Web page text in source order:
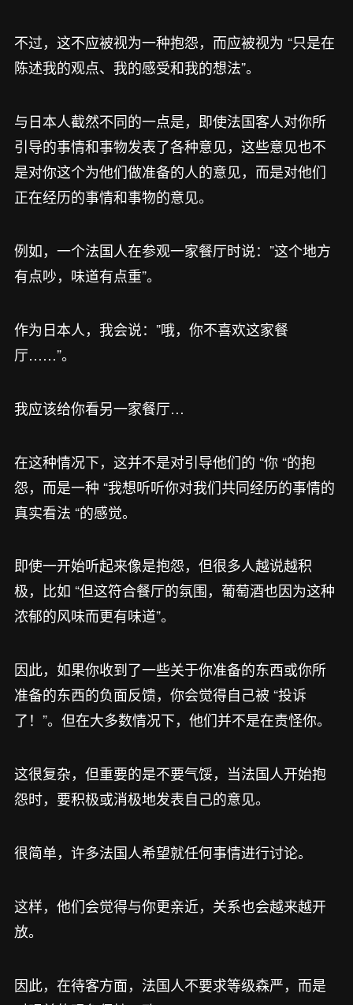
不过，这不应被视为一种抱怨，而应被视为 “只是在
陈述我的观点、我的感受和我的想法”。
与日本人截然不同的一点是，即使法国客人对你所
引导的事情和事物发表了各种意见，这些意见也不
是对你这个为他们做准备的人的意见，而是对他们
正在经历的事情和事物的意见。
例如，一个法国人在参观一家餐厅时说：”这个地方
有点吵，味道有点重”。
作为日本人，我会说：”哦，你不喜欢这家餐
厅……”。
我应该给你看另一家餐厅…
在这种情况下，这并不是对引导他们的 “你 “的抱
怨，而是一种 “我想听听你对我们共同经历的事情的
真实看法 “的感觉。
即使一开始听起来像是抱怨，但很多人越说越积
极，比如 “但这符合餐厅的氛围，葡萄酒也因为这种
浓郁的风味而更有味道”。
因此，如果你收到了一些关于你准备的东西或你所
准备的东西的负面反馈，你会觉得自己被 “投诉
了！”。但在大多数情况下，他们并不是在责怪你。
这很复杂，但重要的是不要气馁，当法国人开始抱
怨时，要积极或消极地发表自己的意见。
很简单，许多法国人希望就任何事情进行讨论。
这样，他们会觉得与你更亲近，关系也会越来越开
放。
因此，在待客方面，法国人不要求等级森严，而是